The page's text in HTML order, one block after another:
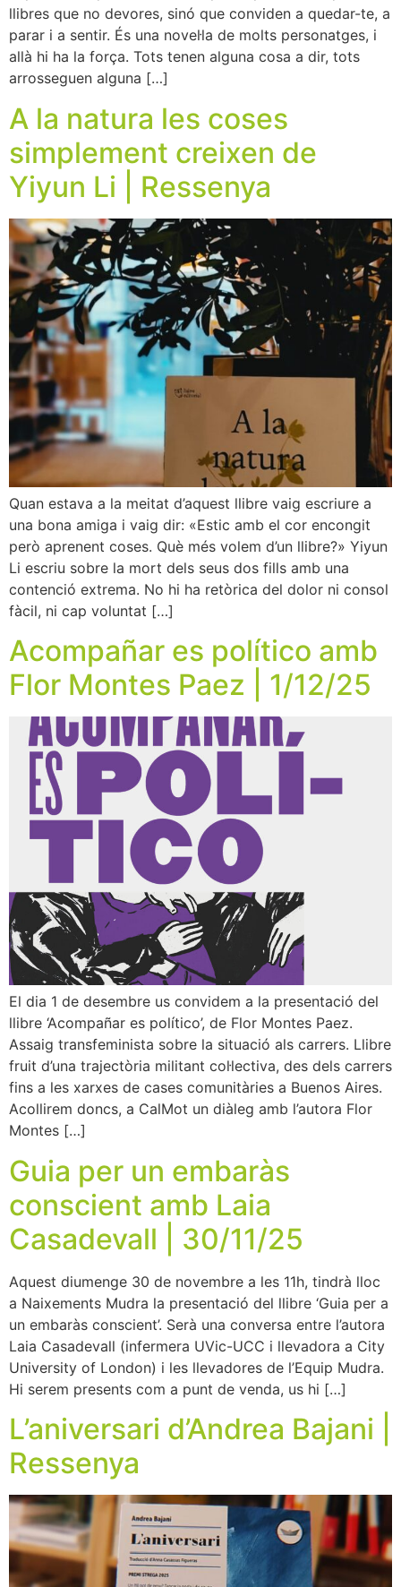
llibres que no devores, sinó que conviden a quedar-te, a
parar i a sentir. És una novel·la de molts personatges, i
allà hi ha la força. Tots tenen alguna cosa a dir, tots
arrosseguen alguna […]
A la natura les coses
simplement creixen de
Yiyun Li | Ressenya
Quan estava a la meitat d’aquest llibre vaig escriure a
una bona amiga i vaig dir: «Estic amb el cor encongit
però aprenent coses. Què més volem d’un llibre?» Yiyun
Li escriu sobre la mort dels seus dos fills amb una
contenció extrema. No hi ha retòrica del dolor ni consol
fàcil, ni cap voluntat […]
Acompañar es político amb
Flor Montes Paez | 1/12/25
El dia 1 de desembre us convidem a la presentació del
llibre ‘Acompañar es político’, de Flor Montes Paez.
Assaig transfeminista sobre la situació als carrers. Llibre
fruit d’una trajectòria militant col·lectiva, des dels carrers
fins a les xarxes de cases comunitàries a Buenos Aires.
Acollirem doncs, a CalMot un diàleg amb l’autora Flor
Montes […]
Guia per un embaràs
conscient amb Laia
Casadevall | 30/11/25
Aquest diumenge 30 de novembre a les 11h, tindrà lloc
a Naixements Mudra la presentació del llibre ‘Guia per a
un embaràs conscient’. Serà una conversa entre l’autora
Laia Casadevall (infermera UVic-UCC i llevadora a City
University of London) i les llevadores de l’Equip Mudra.
Hi serem presents com a punt de venda, us hi […]
L’aniversari d’Andrea Bajani |
Ressenya